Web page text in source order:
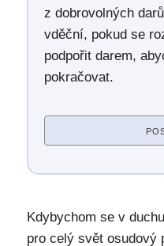
z dobrovolných
vděční, pokud se
podpořit darem,
pokračovat.
Kdybychom se v
pro celý svět osudový